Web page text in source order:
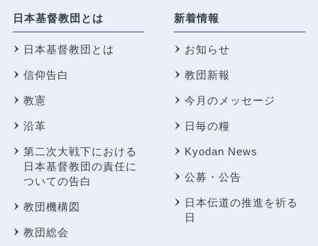
日本基督教団とは
日本基督教団とは
信仰告白
教憲
沿革
第二次大戦下における
日本基督教団の責任に
ついての告白
教団機構図
教団総会
新着情報
お知らせ
教団新報
今月のメッセージ
日毎の糧
Kyodan News
公募・公告
日本伝道の推進を祈る
日